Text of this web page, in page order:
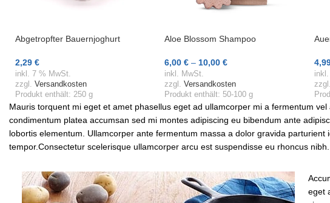
Abgetropfter Bauernjoghurt
2,29 €
In Den Warenkorb
inkl. 7 % MwSt.
zzgl. Versandkosten
Produkt enthält: 250 g
Aloe Blossom Shampoo
6,00€ –10,00€
Ausführung Wählen
inkl. MwSt.
zzgl.Versandkosten
Produkt enthält: 50-100g
24,95
zzgl.
Mauris torquent mi eget et amet phasellus eget ad ullamcorper mi a fermentum
condimentum platea accumsan sed mi montes adipiscing eu bibendum ante
lobortis elementum. Ullamcorper ante fermentum massa a dolor gravida
tempor.Consectetur scelerisque ullamcorper arcu est suspendisse eu rhoncus nibh.
eget